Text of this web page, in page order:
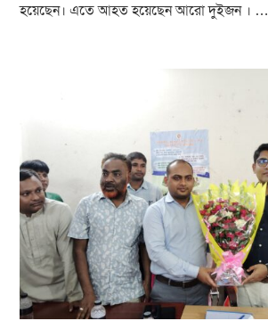
হয়েছেন। এতে আহত হয়েছেন আরো দুইজন । …